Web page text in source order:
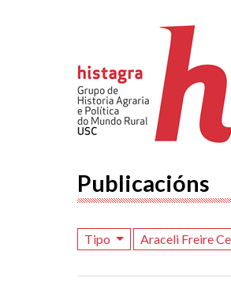
Publicacións
Tipo Araceli Freire